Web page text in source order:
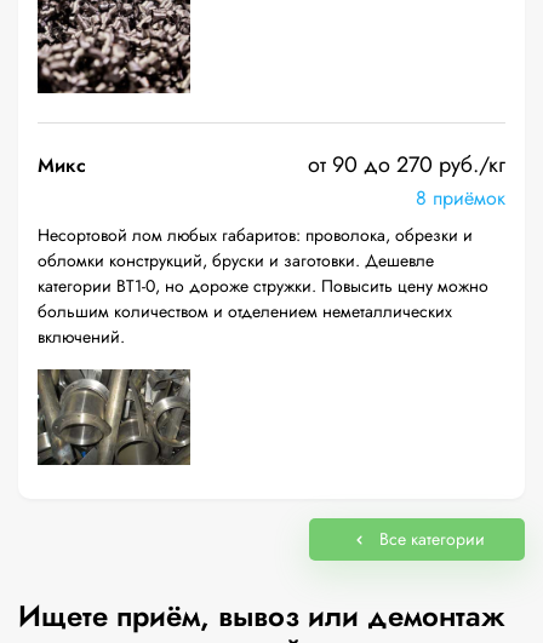
Микс от 90 до 270 руб./кг
8 приёмок
Несортовой лом любых габаритов: проволока, обрезки и
обломки конструкций, бруски и заготовки. Дешевле
категории ВТ1-0, но дороже стружки. Повысить цену можно
большим количеством и отделением неметаллических
включений.
Все категории
Ищете приём, вывоз или демонтаж